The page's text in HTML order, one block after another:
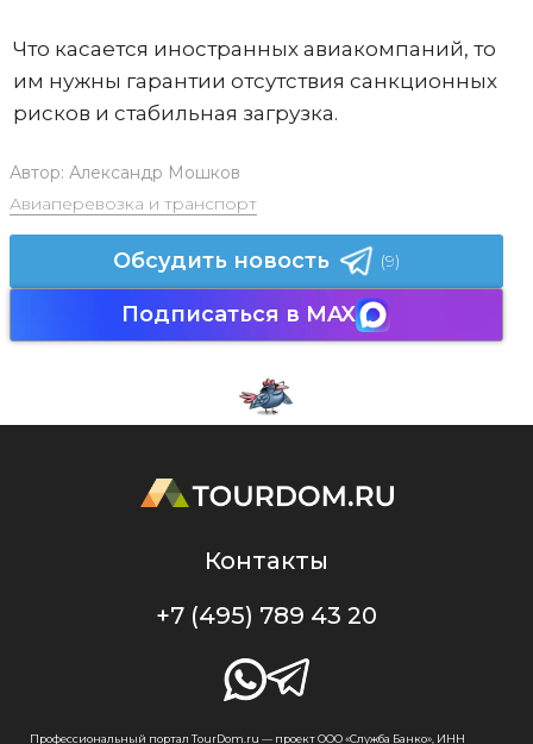
Что касается иностранных авиакомпаний, то
им нужны гарантии отсутствия санкционных
рисков и стабильная загрузка.
Автор: Александр Мошков
Авиаперевозка и транспорт
Обсудить новость (9)
Подписаться в MAX
Контакты
+7 (495) 789 43 20
Профессиональный портал TourDom.ru — проект ООО «Служба Банко», ИНН